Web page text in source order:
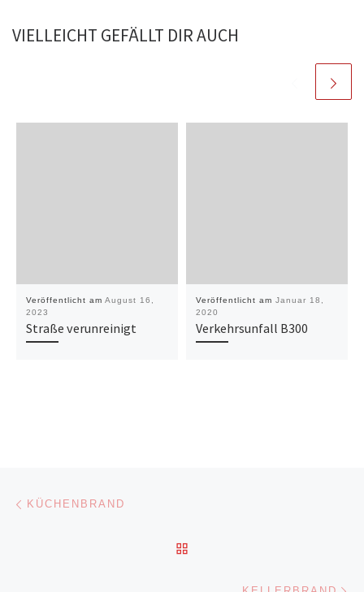
VIELLEICHT GEFÄLLT DIR AUCH
Veröffentlicht am August 16,
2023
Straße verunreinigt
Veröffentlicht am Januar 18,
2020
Verkehrsunfall B300
Beitragsnavigation
KÜCHENBRAND